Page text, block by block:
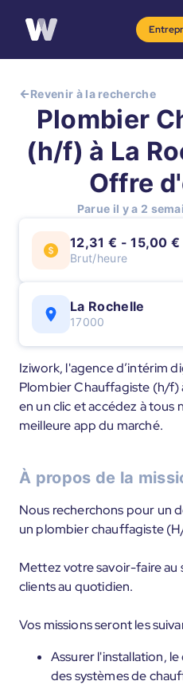
Revenir à la recherche
Plombier
(h/f) à La
Offre
Parue il y a 2
12,31 € - 15,00 €
Brut/heure
La Rochelle
17000
Iziwork, l'agence d’intérim
Plombier Chauffagiste (h/f)
en un clic et accédez à tous
meilleure app du marché.
À propos de la
Nous recherchons pour un
un plombier chauffagiste
Mettez votre savoir-faire
clients au quotidien.
Vos missions seront les
Assurer l'installation,
des systèmes de